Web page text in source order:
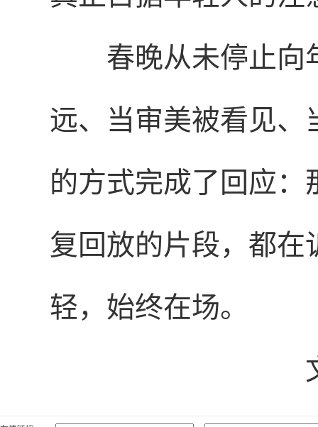
春晚从未停止向
远、当审美被看见、
的方式完成了回应
复回放的片段，都
轻，始终在场。